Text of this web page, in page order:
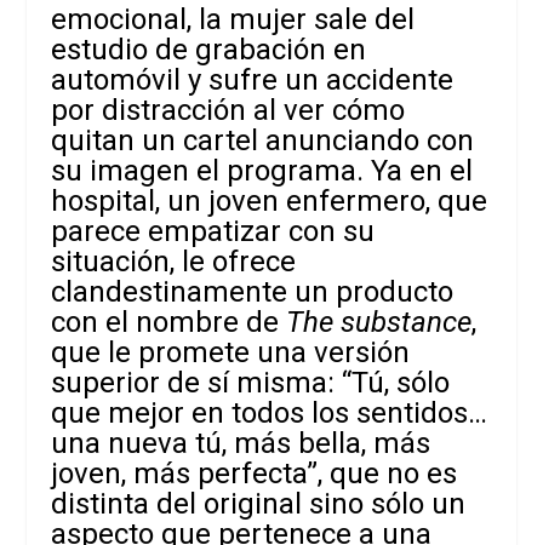
emocional, la mujer sale del
estudio de grabación en
automóvil y sufre un accidente
por distracción al ver cómo
quitan un cartel anunciando con
su imagen el programa. Ya en el
hospital, un joven enfermero, que
parece empatizar con su
situación, le ofrece
clandestinamente un producto
con el nombre de The substance,
que le promete una versión
superior de sí misma: “Tú, sólo
que mejor en todos los sentidos…
una nueva tú, más bella, más
joven, más perfecta”, que no es
distinta del original sino sólo un
aspecto que pertenece a una